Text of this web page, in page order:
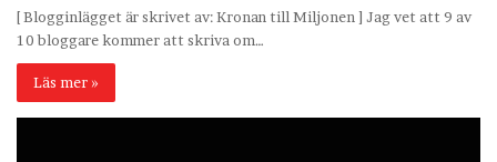
[ Blogginlägget är skrivet av: Kronan till Miljonen ] Jag vet att 9 av
10 bloggare kommer att skriva om…
Läs mer »